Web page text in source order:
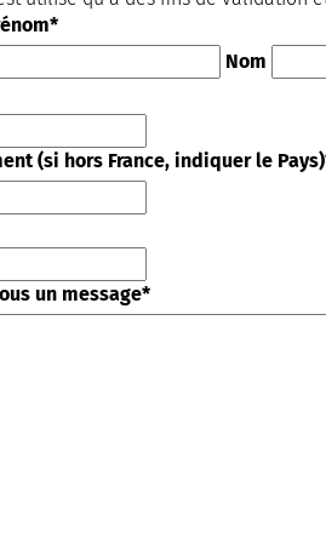
*
Nom
(si hors France, indiquer le Pays)
un message*